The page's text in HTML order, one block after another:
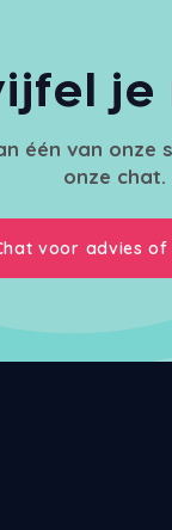
je
één van onze
onze chat.
voor advies